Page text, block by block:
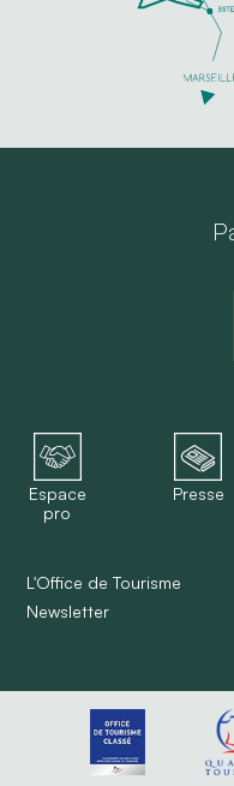
Espace
pro
Presse
L'Office de Tourisme
Newsletter